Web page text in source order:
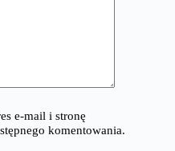
e-mail i stronę
komentowania.